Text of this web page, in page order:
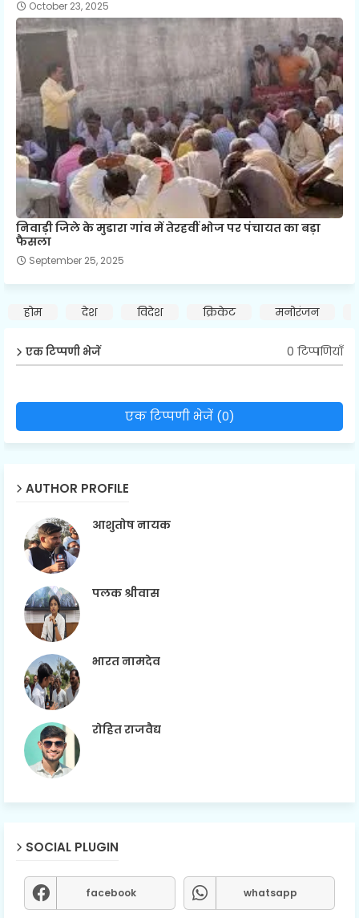
October 23, 2025
निवाड़ी जिले के मुडारा गांव में तेरहवीं भोज पर पंचायत का बड़ा
फैसला
September 25, 2025
होम देश विदेश क्रिकेट मनोरंजन
एक टिप्पणी भेजें 0 टिप्पणियाँ
एक टिप्पणी भेजें (0)
AUTHOR PROFILE
आशुतोष नायक
पलक श्रीवास
भारत नामदेव
रोहित राजवैद्य
SOCIAL PLUGIN
facebook whatsapp